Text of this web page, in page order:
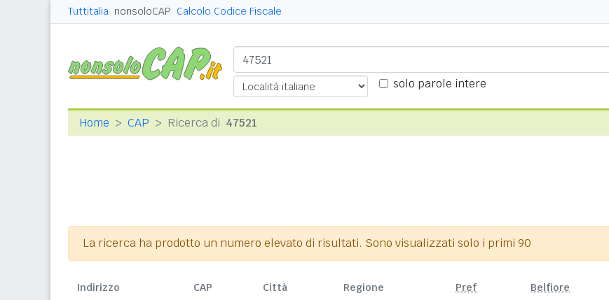
Tuttitalia nonsoloCAP Calcolo Codice Fiscale
solo parole intere
Home CAP Ricerca di 47521
La ricerca ha prodotto un numero elevato di risultati. Sono visualizzati solo i primi 90
Indirizzo CAP Città Regione Pref Belfiore